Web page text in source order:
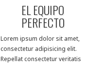
EL EQUIPO
PERFECTO
Lorem ipsum dolor sit amet,
consectetur adipisicing elit.
Repellat consectetur veritatis